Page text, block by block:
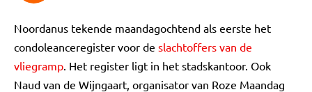
Noordanus tekende maandagochtend als eerste het
condoleanceregister voor de slachtoffers van de
vliegramp. Het register ligt in het stadskantoor. Ook
Naud van de Wijngaart, organisator van Roze Maandag